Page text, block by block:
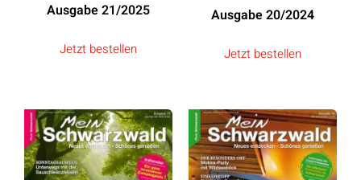
Ausgabe 21/2025
Jetzt bestellen
Ausgabe 20/2024
Jetzt bestellen